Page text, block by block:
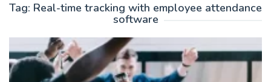
Tag: Real-time tracking with employee attendance
software